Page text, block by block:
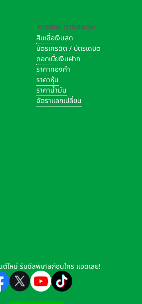
การเงิน-การลงทุน
สินเชื่อเงินสด
บัตรเครดิต / บัตรเดบิต
ดอกเบี้ยเงินฝาก
ราคาทองคำ
ราคาหุ้น
ราคาน้ำมัน
อัตราแลกเปลี่ยน
ใหม่ รับดีลพิเศษก่อนใคร แอดเลย!